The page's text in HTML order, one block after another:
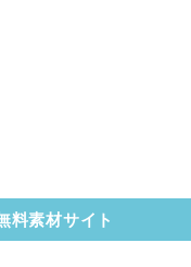
料素材サイト